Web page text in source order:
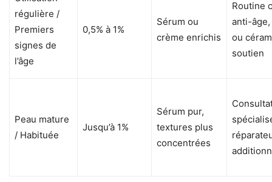
régulière /
Premiers
signes de
l’âge
0,5% à 1%
Sérum ou
crème enrichis
Routine
anti-
ou
soutien
Peau mature
/ Habituée
Jusqu’à 1%
Sérum pur,
textures plus
concentrées